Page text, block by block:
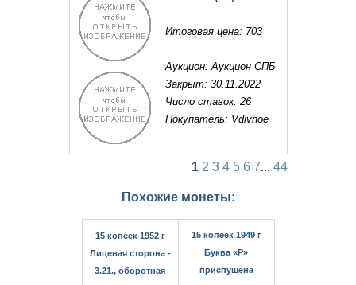
Итоговая цена: 703
Аукцион: Аукцион СПБ
Закрыт: 30.11.2022
Число ставок: 26
Покупатель: Vdivnoe
1 2 3 4 5 6 7... 44
Похожие монеты:
15 копеек 1952 г
Лицевая сторона -
3.21., оборотная
15 копеек 1949 г
Буква «Р»
приспущена